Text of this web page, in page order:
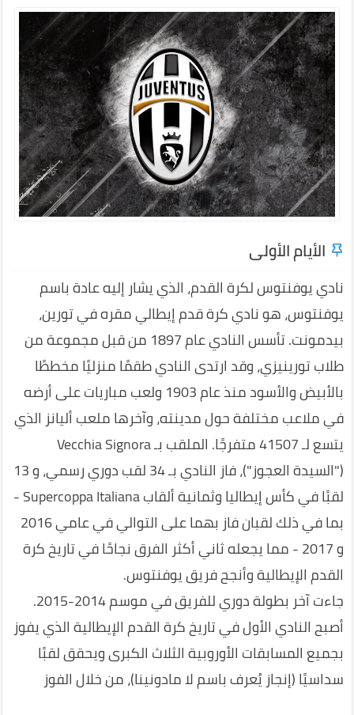
الأيام الأولى
نادي يوفنتوس لكرة القدم، الذي يشار إليه عادة باسم
يوفنتوس، هو نادي كرة قدم إيطالي مقره في تورين،
بيدمونت. تأسس النادي عام 1897 من قبل مجموعة من
طلاب تورينيزي، وقد ارتدى النادي طقمًا منزليًا مخططًا
بالأبيض والأسود منذ عام 1903 ولعب مباريات على أرضه
في ملاعب مختلفة حول مدينته، وآخرها ملعب أليانز الذي
يتسع لـ 41507 متفرجًا. الملقب بـ Vecchia Signora
("السيدة العجوز")، فاز النادي بـ 34 لقب دوري رسمي، و 13
لقبًا في كأس إيطاليا وثمانية ألقاب Supercoppa Italiana -
بما في ذلك لقبان فاز بهما على التوالي في عامي 2016
و 2017 - مما يجعله ثاني أكثر الفرق نجاحًا في تاريخ كرة
القدم الإيطالية وأنجح فريق يوفنتوس.
جاءت آخر بطولة دوري للفريق في موسم 2014-2015.
أصبح النادي الأول في تاريخ كرة القدم الإيطالية الذي يفوز
بجميع المسابقات الأوروبية الثلاث الكبرى ويحقق لقبًا
سداسيًا (إنجاز يُعرف باسم لا مادونينا)، من خلال الفوز